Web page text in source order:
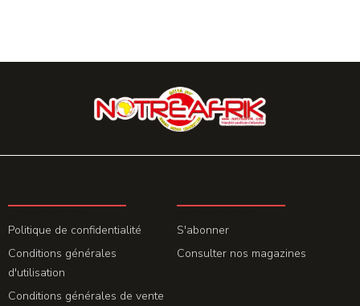
Politique de confidentialité
Conditions générales
d'utilisation
Conditions générales de vente
S'abonner
Consulter nos magazines